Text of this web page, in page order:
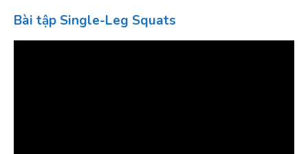
Bài tập Single-Leg Squats